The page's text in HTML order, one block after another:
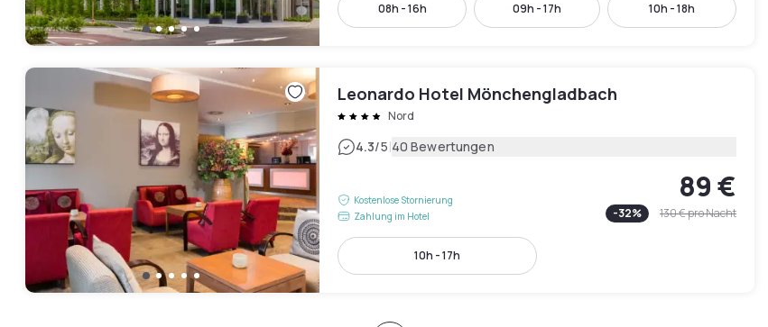
08h - 16h 09h - 17h 10h - 18h
Leonardo Hotel Mönchengladbach
Nord
4.3/5|40 Bewertungen
Kostenlose Stornierung
Zahlung im Hotel
89 €
-32% 130 €pro Nacht
10h - 17h